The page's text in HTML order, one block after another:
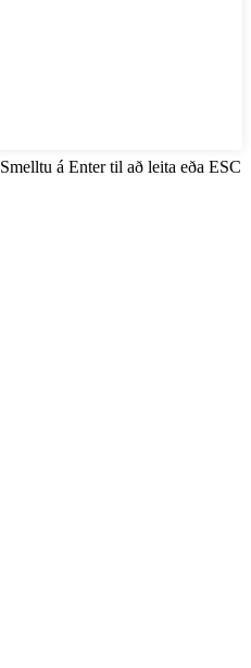
Smelltu á Enter til að leita eða ESC